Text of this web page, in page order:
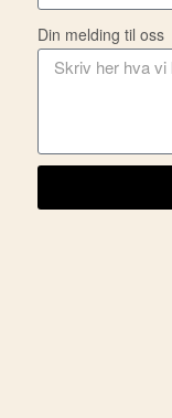
Din melding til oss